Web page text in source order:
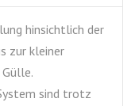
hinsichtlich der
zur kleiner
sind trotz